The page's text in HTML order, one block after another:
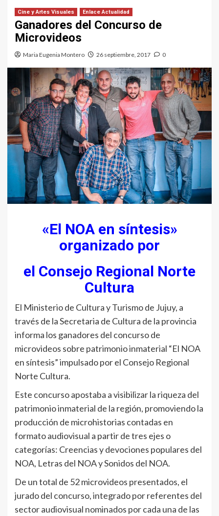
Cine y Artes Visuales Enlace Actualidad
Ganadores del Concurso de
Microvideos
Maria Eugenia Montero 26 septiembre, 2017 0
«El NOA en síntesis»
organizado por
el Consejo Regional Norte
Cultura
El Ministerio de Cultura y Turismo de Jujuy, a
través de la Secretaria de Cultura de la provincia
informa los ganadores del concurso de
microvideos sobre patrimonio inmaterial “El NOA
en síntesis” impulsado por el Consejo Regional
Norte Cultura.
Este concurso apostaba a visibilizar la riqueza del
patrimonio inmaterial de la región, promoviendo la
producción de microhistorias contadas en
formato audiovisual a partir de tres ejes o
categorías: Creencias y devociones populares del
NOA, Letras del NOA y Sonidos del NOA.
De un total de 52 microvideos presentados, el
jurado del concurso, integrado por referentes del
sector audiovisual nominados por cada una de las